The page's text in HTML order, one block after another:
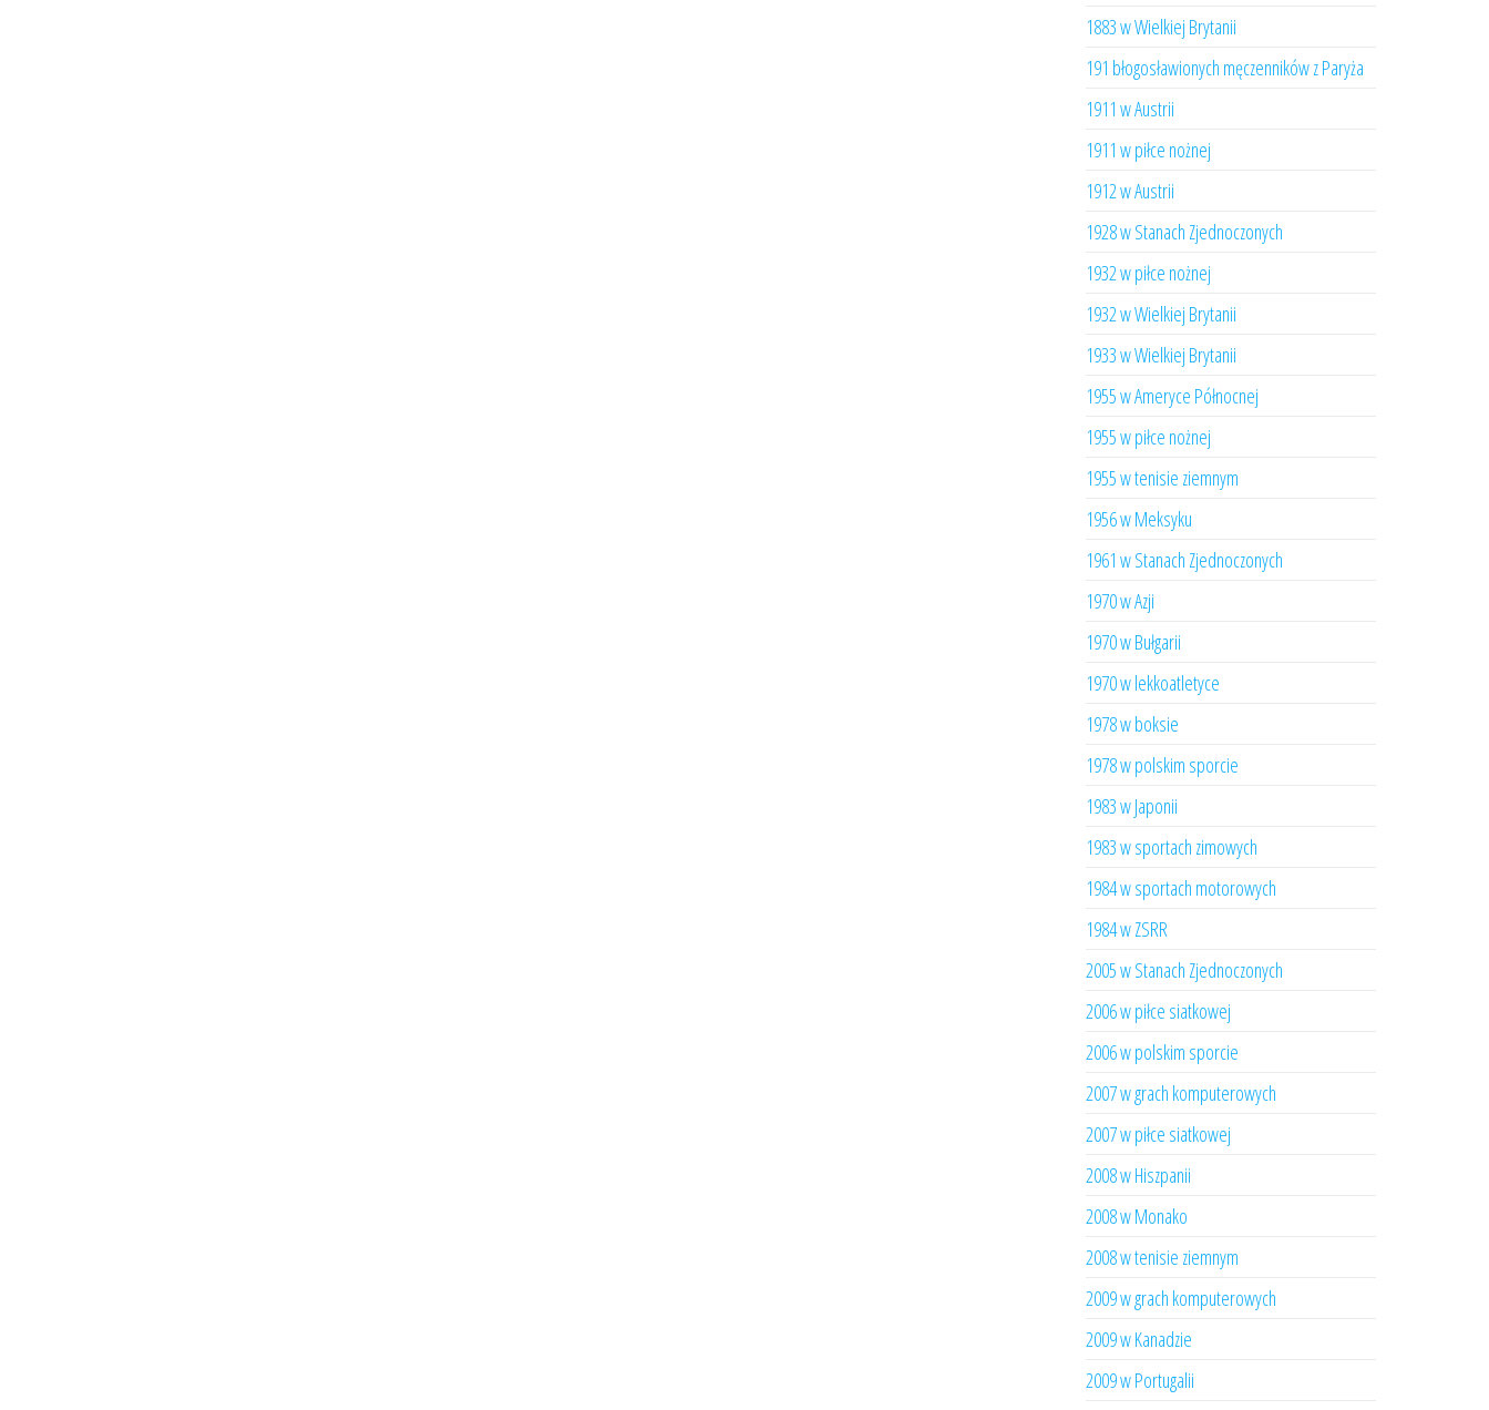
1883 w Wielkiej Brytanii
191 błogosławionych męczenników z Paryża
1911 w Austrii
1911 w piłce nożnej
1912 w Austrii
1928 w Stanach Zjednoczonych
1932 w piłce nożnej
1932 w Wielkiej Brytanii
1933 w Wielkiej Brytanii
1955 w Ameryce Północnej
1955 w piłce nożnej
1955 w tenisie ziemnym
1956 w Meksyku
1961 w Stanach Zjednoczonych
1970 w Azji
1970 w Bułgarii
1970 w lekkoatletyce
1978 w boksie
1978 w polskim sporcie
1983 w Japonii
1983 w sportach zimowych
1984 w sportach motorowych
1984 w ZSRR
2005 w Stanach Zjednoczonych
2006 w piłce siatkowej
2006 w polskim sporcie
2007 w grach komputerowych
2007 w piłce siatkowej
2008 w Hiszpanii
2008 w Monako
2008 w tenisie ziemnym
2009 w grach komputerowych
2009 w Kanadzie
2009 w Portugalii